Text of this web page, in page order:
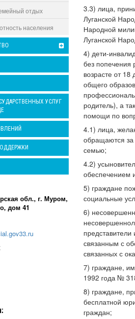
отдых
населения
УСЛУГ
обл., г. Муром,
дом 41
3.3) лица,
Луганской
Народной
Луганской
4) дети-
без попечения
возрасте от
общего
родитель), а
помощи по
4.1) лица,
обращаются за
семью;
4.2)
обеспечением
5) граждане
социальные
6)
связанным с
связанных с
7) граждане,
1992 года №
8) граждане,
бесплатной
граждан;